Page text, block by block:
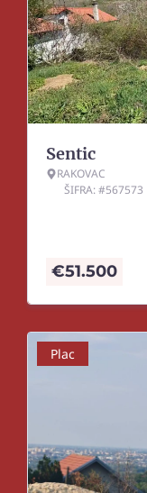
Sentic
RAKOVAC
ŠIFRA: #567573
€51.500
Plac